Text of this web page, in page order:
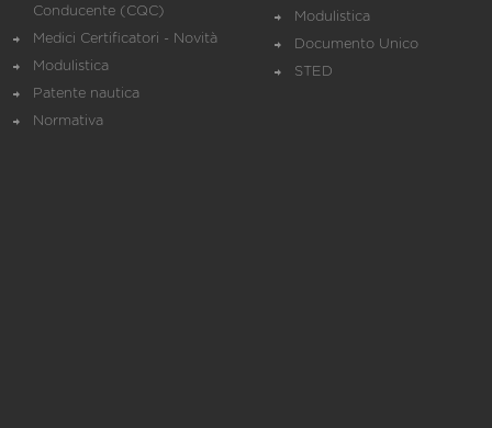
Conducente (CQC)
Medici Certificatori - Novità
Modulistica
Patente nautica
Normativa
Modulistica
Documento Unico
STED